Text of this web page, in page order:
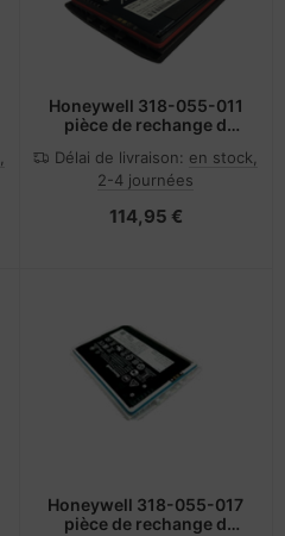
Honeywell 318-055-011
pièce de rechange d
Batterie
Délai de livraison: en stock,
2-4 journées
114,95 €
Honeywell 318-055-017
pièce de rechange d